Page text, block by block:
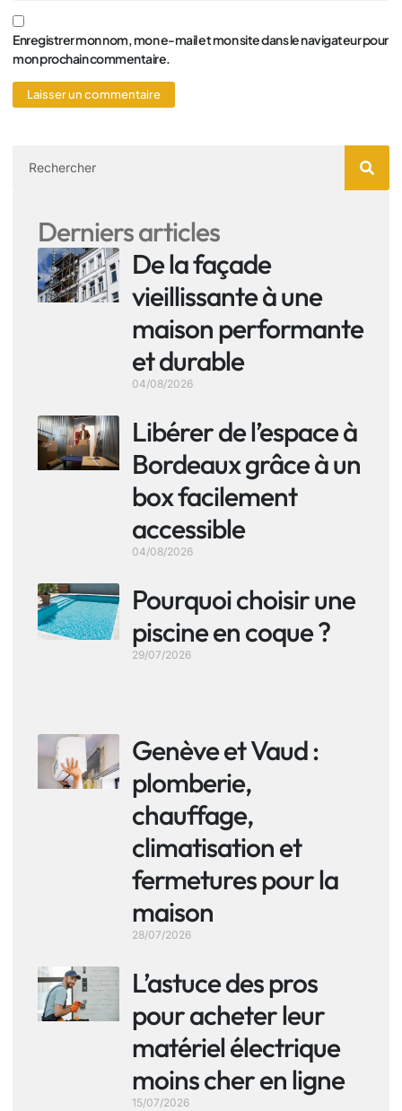
Enregistrer mon nom, mon e-mail et mon site dans le navigateur pour
mon prochain commentaire.
Derniers articles
De la façade
vieillissante à une
maison performante
et durable
04/08/2026
Libérer de l’espace à
Bordeaux grâce à un
box facilement
accessible
04/08/2026
Pourquoi choisir une
piscine en coque ?
29/07/2026
Genève et Vaud :
plomberie,
chauffage,
climatisation et
fermetures pour la
maison
28/07/2026
L’astuce des pros
pour acheter leur
matériel électrique
moins cher en ligne
15/07/2026